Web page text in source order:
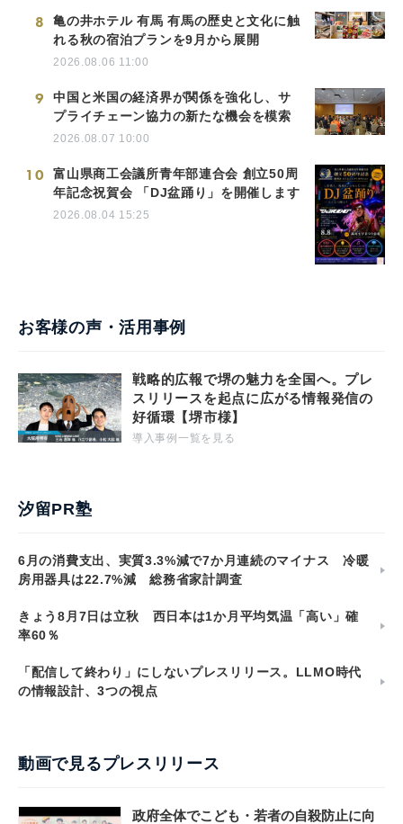
8
亀の井ホテル 有馬 有馬の歴史と文化に触
れる秋の宿泊プランを9月から展開
2026.08.06 11:00
9
中国と米国の経済界が関係を強化し、サ
プライチェーン協力の新たな機会を模索
2026.08.07 10:00
10
富山県商工会議所青年部連合会 創立50周
年記念祝賀会 「DJ盆踊り」を開催します
2026.08.04 15:25
お客様の声・活用事例
戦略的広報で堺の魅力を全国へ。プレ
スリリースを起点に広がる情報発信の
好循環【堺市様】
導入事例一覧を見る
汐留PR塾
6月の消費支出、実質3.3%減で7か月連続のマイナス 冷暖
房用器具は22.7%減 総務省家計調査
きょう8月7日は立秋 西日本は1か月平均気温「高い」確
率60％
「配信して終わり」にしないプレスリリース。LLMO時代
の情報設計、3つの視点
動画で見るプレスリリース
政府全体でこども・若者の自殺防止に向